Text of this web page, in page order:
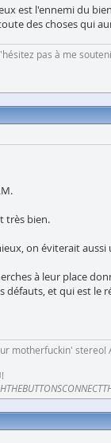
est l'ennemi du
des choses qui
pas à me
très bien.
on éviterait
à leur place
et qui est
motherfuckin'